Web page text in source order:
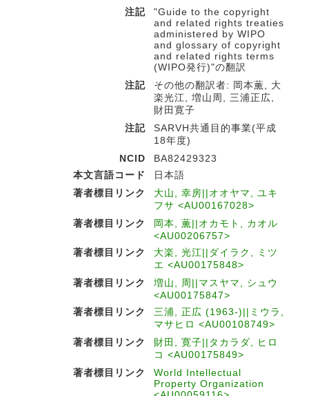
注記
"Guide to the copyright
and related rights treaties
administered by WIPO
and glossary of copyright
and related rights terms
(WIPO発行)"の翻訳
注記
その他の翻訳者: 岡本薫, 大
楽光江, 増山周, 三浦正広,
財田寛子
注記
SARVH共通目的事業(平成
18年度)
NCID
BA82429323
本文言語コード
日本語
著者標目リンク
大山, 幸房||オオヤマ, ユキ
フサ <AU00167028>
著者標目リンク
岡本, 薫||オカモト, カオル
<AU00206757>
著者標目リンク
大楽, 光江||ダイラク, ミツ
エ <AU00175848>
著者標目リンク
増山, 周||マスヤマ, シュウ
<AU00175847>
著者標目リンク
三浦, 正広 (1963-)||ミウラ,
マサヒロ <AU00108749>
著者標目リンク
財田, 寛子||タカラダ, ヒロ
コ <AU00175849>
著者標目リンク
World Intellectual
Property Organization